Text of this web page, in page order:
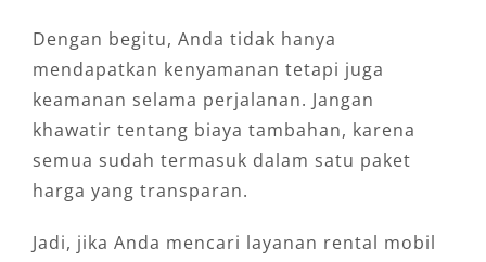
Dengan begitu, Anda tidak hanya
mendapatkan kenyamanan tetapi juga
keamanan selama perjalanan. Jangan
khawatir tentang biaya tambahan, karena
semua sudah termasuk dalam satu paket
harga yang transparan.
Jadi, jika Anda mencari layanan rental mobil